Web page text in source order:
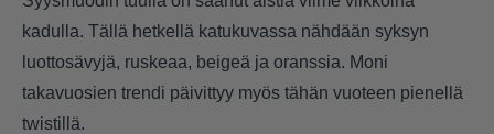
kadulla. Tällä hetkellä katukuvassa nähdään syksyn
luottosävyjä, ruskeaa, beigeä ja oranssia. Moni
takavuosien trendi päivittyy myös tähän vuoteen pienellä
twistillä.